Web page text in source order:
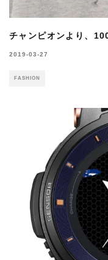
チャンピオンより、
2019-03-27
FASHION